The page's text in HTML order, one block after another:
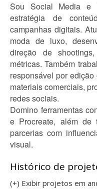
Sou Social Media e
estratégia de
campanhas digitais.
moda de luxo,
direção de
métricas. Também
responsável por
materiais comerciais,
redes sociais.
Domino ferramentas
e Procreate, além de
parcerias com
visual.
Histórico de
(+) Exibir projetos em